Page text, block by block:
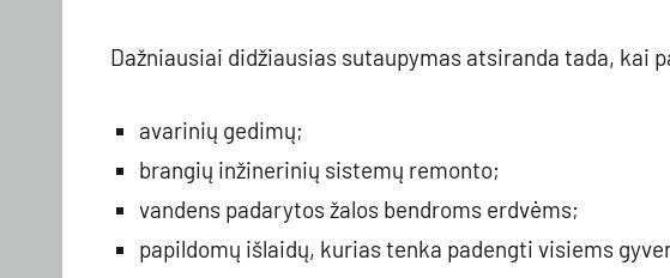
Dažniausiai didžiausias sutaupymas atsiranda tada, kai
avarinių gedimų;
brangių inžinerinių sistemų remonto;
vandens padarytos žalos bendroms erdvėms;
papildomų išlaidų, kurias tenka padengti visiems